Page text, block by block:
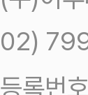
02)
등록번